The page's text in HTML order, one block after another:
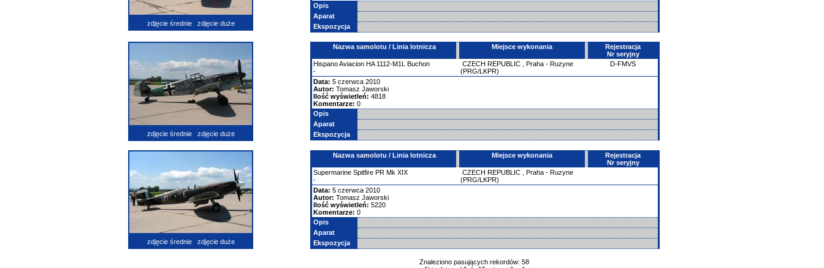
zdjęcie średnie zdjęcie duże
Opis
Aparat
Ekspozycja
zdjęcie średnie zdjęcie duże
Nazwa samolotu / Linia lotnicza Miejsce wykonania
Rejestracja
Nr seryjny
Hispano Aviacion HA 1112-M1L Buchon
-
CZECH REPUBLIC
Praha - Ruzyne
(PRG/LKPR)
D-FMVS
Data: 5 czerwca 2010
Autor: Tomasz Jaworski
Ilość wyświetleń: 4818
Komentarze: 0
Opis
Aparat
Ekspozycja
zdjęcie średnie zdjęcie duże
Nazwa samolotu / Linia lotnicza Miejsce wykonania
Rejestracja
Nr seryjny
Supermarine Spitfire PR Mk XIX
-
CZECH REPUBLIC
Praha - Ruzyne
(PRG/LKPR)
Data: 5 czerwca 2010
Autor: Tomasz Jaworski
Ilość wyświetleń: 5220
Komentarze: 0
Opis
Aparat
Ekspozycja
Znaleziono pasujących rekordów: 58